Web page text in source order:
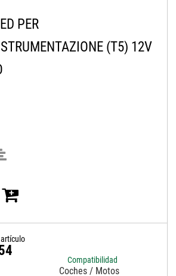
PER
(T5) 12V
Compatibilidad
Coches / Motos